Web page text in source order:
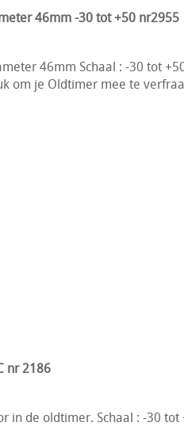
46mm -30 tot +50 nr2955
46mm Schaal : -30 tot
om je Oldtimer mee te
nr 2186
in de oldtimer. Schaal : -30 tot